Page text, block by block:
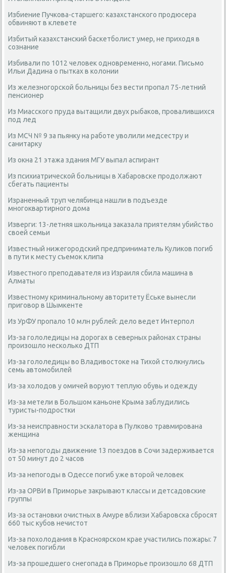
Избиение Пучкова-старшего: казахстанского продюсера
обвиняют в клевете
Избитый казахстанский баскетболист умер, не приходя в
сознание
Избивали по 1012 человек одновременно, ногами. Письмо
Ильи Дадина о пытках в колонии
Из железногорской больницы без вести пропал 75-летний
пенсионер
Из Миасского пруда вытащили двух рыбаков, провалившихся
под лед
Из МСЧ № 9 за пьянку на работе уволили медсестру и
санитарку
Из окна 21 этажа здания МГУ выпал аспирант
Из психиатрической больницы в Хабаровске продолжают
сбегать пациенты
Израненный труп челябинца нашли в подъезде
многоквартирного дома
Изверги: 13-летняя школьница заказала приятелям убийство
своей семьи
Известный нижегородский предприниматель Куликов погиб
в пути к месту съемок клипа
Известного преподавателя из Израиля сбила машина в
Алматы
Известному криминальному авторитету Ёське вынесли
приговор в Шымкенте
Из УрФУ пропало 10 млн рублей: дело ведет Интерпол
Из-за гололедицы на дорогах в северных районах страны
произошло несколько ДТП
Из-за гололедицы во Владивостоке на Тихой столкнулись
семь автомобилей
Из-за холодов у омичей воруют теплую обувь и одежду
Из-за метели в Большом каньоне Крыма заблудились
туристы-подростки
Из-за неисправности эскалатора в Пулково травмирована
женщина
Из-за непогоды движение 13 поездов в Сочи задерживается
от 50 минут до 2 часов
Из-за непогоды в Одессе погиб уже второй человек
Из-за ОРВИ в Приморье закрывают классы и детсадовские
группы
Из-за остановки очистных в Амуре вблизи Хабаровска сбросят
660 тыс кубов нечистот
Из-за похолодания в Красноярском крае участились пожары: 7
человек погибли
Из-за прошедшего снегопада в Приморье произошло 68 ДТП